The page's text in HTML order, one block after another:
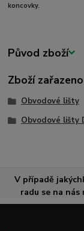
koncovky.
Původ zboží
Zboží
Obvodové lišty
Obvodové lišty
V případě
radu se na